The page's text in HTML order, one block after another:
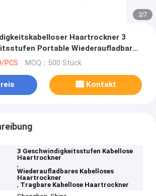
2/7
Haartrockner 3
Portable Wiederaufladbarer
PCS MOQ：500 Stück
Kontakt
3 Geschwindigkeitsstufen Kabellose
Haartrockner
,
Wiederaufladbares Kabelloses
Haartrockner
, Tragbare Kabellose Haartrockner